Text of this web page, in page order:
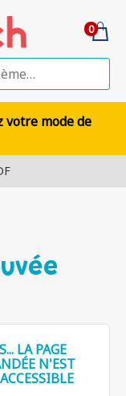
0
votre mode de
LA PAGE
N'EST